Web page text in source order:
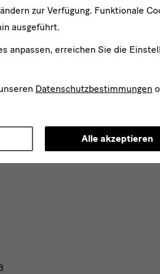
und Annemarie Gercken“
85. Geburtstages von Georg
Günther und Annemarie
zur Verfügung. Funktionale
ausgeführt.
anpassen, erreichen Sie die
Datenschutzbestimmungen
Alle akzeptieren